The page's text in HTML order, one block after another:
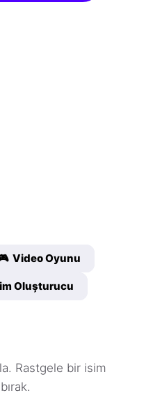
Video Oyunu
Oluşturucu
Rastgele bir isim